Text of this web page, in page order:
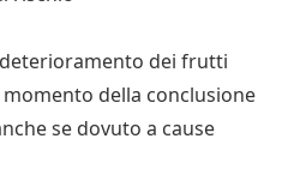
dei frutti
momento della conclusione
se dovuto a cause